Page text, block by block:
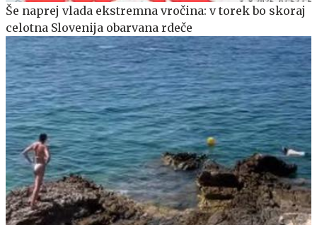
Še naprej vlada ekstremna vročina: v torek bo skoraj
celotna Slovenija obarvana rdeče